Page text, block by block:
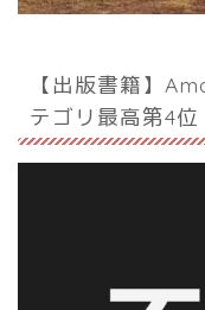
【出版書籍】
テゴリ最高第4位